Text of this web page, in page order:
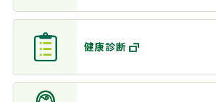
健康診断